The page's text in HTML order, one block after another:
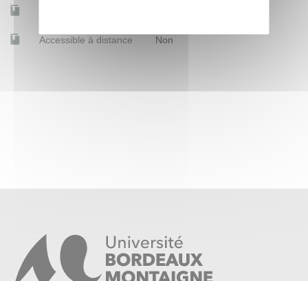
Accessible à distance Non